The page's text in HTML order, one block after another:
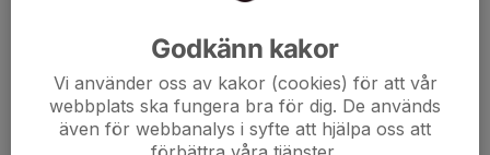
Godkänn kakor
Vi använder oss av kakor (cookies) för att vår
webbplats ska fungera bra för dig. De används
även för webbanalys i syfte att hjälpa oss att